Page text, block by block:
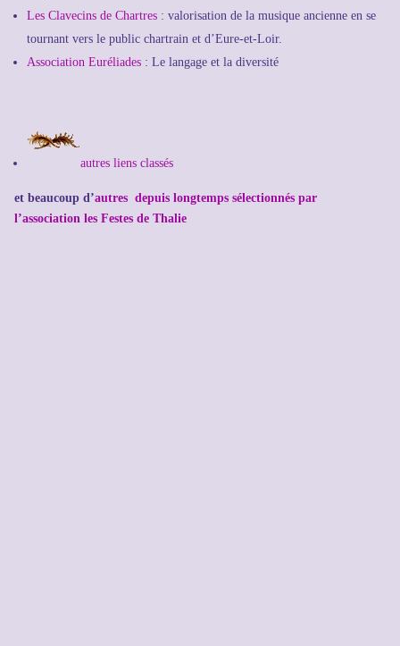
Les Clavecins de Chartres : valorisation de la musique ancienne en se
tournant vers le public chartrain et d’Eure-et-Loir.
Association Euréliades : Le langage et la diversité
autres liens classés
et beaucoup d’autres depuis longtemps sélectionnés par
l’association les Festes de Thalie